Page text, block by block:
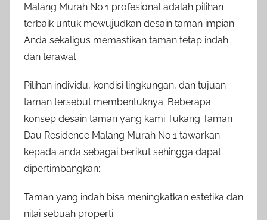
Malang Murah No.1 profesional adalah pilihan
terbaik untuk mewujudkan desain taman impian
Anda sekaligus memastikan taman tetap indah
dan terawat.
Pilihan individu, kondisi lingkungan, dan tujuan
taman tersebut membentuknya. Beberapa
konsep desain taman yang kami Tukang Taman
Dau Residence Malang Murah No.1 tawarkan
kepada anda sebagai berikut sehingga dapat
dipertimbangkan:
Taman yang indah bisa meningkatkan estetika dan
nilai sebuah properti.